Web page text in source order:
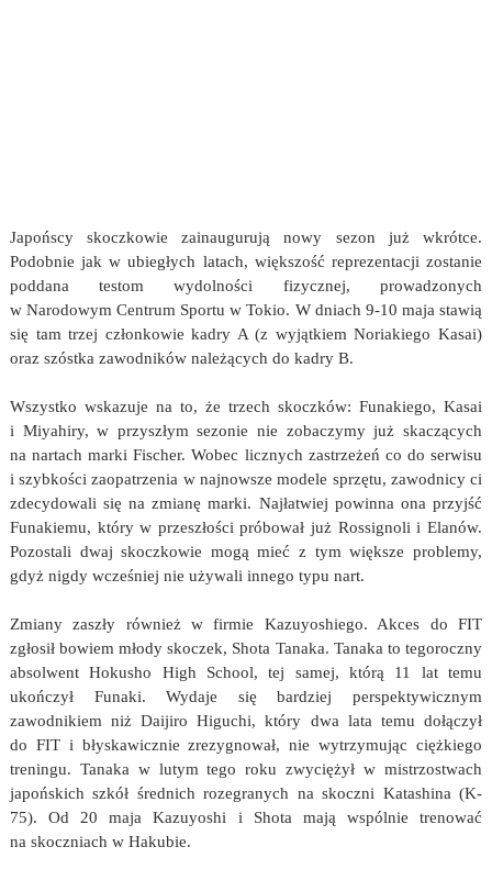
Japońscy skoczkowie zainaugurują nowy sezon już wkrótce.
Podobnie jak w ubiegłych latach, większość reprezentacji zostanie
poddana testom wydolności fizycznej, prowadzonych
w Narodowym Centrum Sportu w Tokio. W dniach 9-10 maja stawią
się tam trzej członkowie kadry A (z wyjątkiem Noriakiego Kasai)
oraz szóstka zawodników należących do kadry B.
Wszystko wskazuje na to, że trzech skoczków: Funakiego, Kasai
i Miyahiry, w przyszłym sezonie nie zobaczymy już skaczących
na nartach marki Fischer. Wobec licznych zastrzeżeń co do serwisu
i szybkości zaopatrzenia w najnowsze modele sprzętu, zawodnicy ci
zdecydowali się na zmianę marki. Najłatwiej powinna ona przyjść
Funakiemu, który w przeszłości próbował już Rossignoli i Elanów.
Pozostali dwaj skoczkowie mogą mieć z tym większe problemy,
gdyż nigdy wcześniej nie używali innego typu nart.
Zmiany zaszły również w firmie Kazuyoshiego. Akces do FIT
zgłosił bowiem młody skoczek, Shota Tanaka. Tanaka to tegoroczny
absolwent Hokusho High School, tej samej, którą 11 lat temu
ukończył Funaki. Wydaje się bardziej perspektywicznym
zawodnikiem niż Daijiro Higuchi, który dwa lata temu dołączył
do FIT i błyskawicznie zrezygnował, nie wytrzymując ciężkiego
treningu. Tanaka w lutym tego roku zwyciężył w mistrzostwach
japońskich szkół średnich rozegranych na skoczni Katashina (K-
75). Od 20 maja Kazuyoshi i Shota mają wspólnie trenować
na skoczniach w Hakubie.